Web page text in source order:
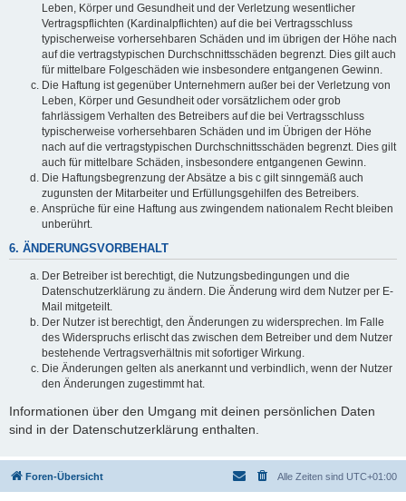
Leben, Körper und Gesundheit und der Verletzung wesentlicher
Vertragspflichten (Kardinalpflichten) auf die bei Vertragsschluss
typischerweise vorhersehbaren Schäden und im übrigen der Höhe nach
auf die vertragstypischen Durchschnittsschäden begrenzt. Dies gilt auch
für mittelbare Folgeschäden wie insbesondere entgangenen Gewinn.
Die Haftung ist gegenüber Unternehmern außer bei der Verletzung von
Leben, Körper und Gesundheit oder vorsätzlichem oder grob
fahrlässigem Verhalten des Betreibers auf die bei Vertragsschluss
typischerweise vorhersehbaren Schäden und im Übrigen der Höhe
nach auf die vertragstypischen Durchschnittsschäden begrenzt. Dies gilt
auch für mittelbare Schäden, insbesondere entgangenen Gewinn.
Die Haftungsbegrenzung der Absätze a bis c gilt sinngemäß auch
zugunsten der Mitarbeiter und Erfüllungsgehilfen des Betreibers.
Ansprüche für eine Haftung aus zwingendem nationalem Recht bleiben
unberührt.
6. ÄNDERUNGSVORBEHALT
Der Betreiber ist berechtigt, die Nutzungsbedingungen und die
Datenschutzerklärung zu ändern. Die Änderung wird dem Nutzer per E-
Mail mitgeteilt.
Der Nutzer ist berechtigt, den Änderungen zu widersprechen. Im Falle
des Widerspruchs erlischt das zwischen dem Betreiber und dem Nutzer
bestehende Vertragsverhältnis mit sofortiger Wirkung.
Die Änderungen gelten als anerkannt und verbindlich, wenn der Nutzer
den Änderungen zugestimmt hat.
Informationen über den Umgang mit deinen persönlichen Daten
sind in der Datenschutzerklärung enthalten.
Foren-Übersicht Alle Zeiten sind UTC+01:00